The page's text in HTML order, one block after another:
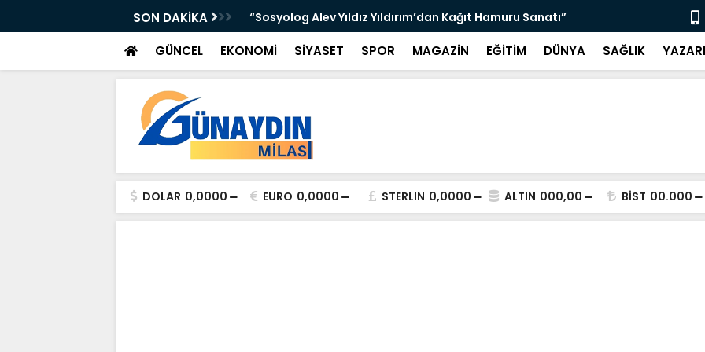
SON DAKİKA “Sosyolog Alev Yıldız Yıldırım’dan Kağıt Hamuru Sanatı” “3 Bin
GÜNCEL EKONOMİ SİYASET SPOR MAGAZİN EĞİTİM DÜNYA SAĞLIK
DOLAR 0,0000 EURO 0,0000 STERLIN 0,0000 ALTIN 000,00 BİST 00.000